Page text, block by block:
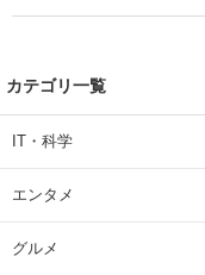
カテゴリ一覧
IT・科学
エンタメ
グルメ